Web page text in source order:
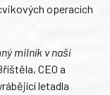
operacích
milník v naší
CEO a
letadla